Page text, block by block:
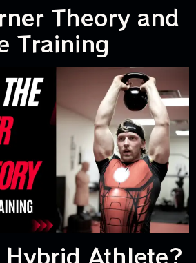
Theory and
Training
Athlete?